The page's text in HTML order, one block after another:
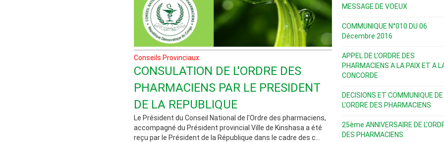
Conseils Provinciaux
CONSULATION DE L'ORDRE DES
PHARMACIENS PAR LE PRESIDENT
DE LA REPUBLIQUE
Le Président du Conseil National de l'Ordre des pharmaciens,
accompagné du Président provincial Ville de Kinshasa a été
reçu par le Président de la République dans le cadre des c...
MESSAGE DE VOEUX
COMMUNIQUE N°010 DU 06
Décembre 2016
APPEL DE L'ORDRE DES
PHARMACIENS A LA PAIX ET A
CONCORDE
DECISIONS ET COMMUNIQUE DE
L'ORDRE DES PHARMACIENS
25ème ANNIVERSAIRE DE
DES PHARMACIENS